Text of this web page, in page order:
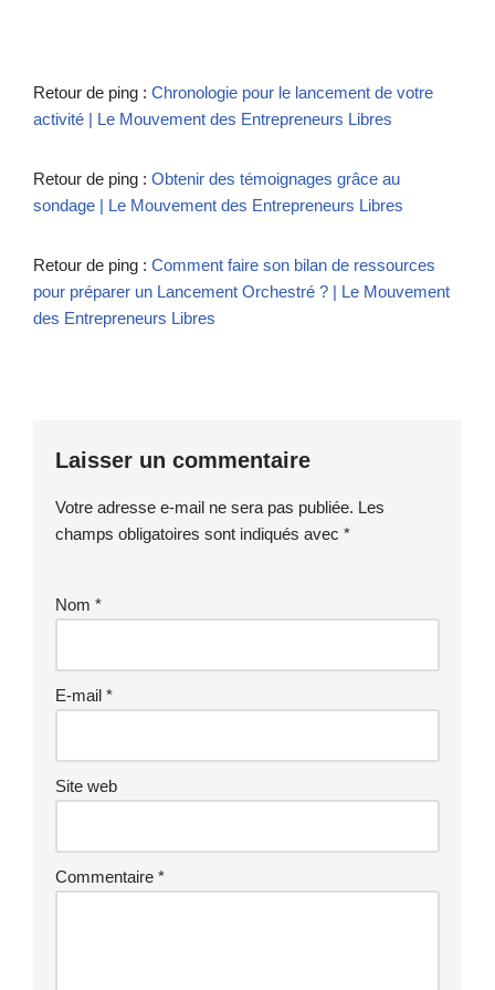
Retour de ping : Chronologie pour le lancement de votre
activité | Le Mouvement des Entrepreneurs Libres
Retour de ping : Obtenir des témoignages grâce au
sondage | Le Mouvement des Entrepreneurs Libres
Retour de ping : Comment faire son bilan de ressources
pour préparer un Lancement Orchestré ? | Le Mouvement
des Entrepreneurs Libres
Laisser un commentaire
Votre adresse e-mail ne sera pas publiée. Les
champs obligatoires sont indiqués avec *
Nom *
E-mail *
Site web
Commentaire *